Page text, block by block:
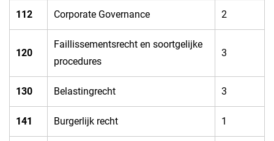
​112 ​Corporate Governance ​2
​120
​Faillissementsrecht en soortgelijke
procedures
​3
​130 ​Belastingrecht ​3
141​ ​Burgerlijk recht ​1